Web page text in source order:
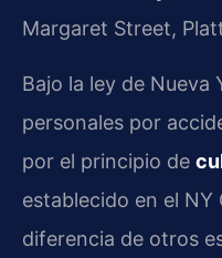
Margaret Street,
Bajo la ley de Nueva
personales por
por el principio de
establecido en el NY
diferencia de otros